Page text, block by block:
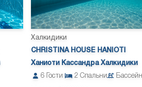
Халкидики
CHRISTINA HOUSE HANIOTI
Ханиоти Кассандра Халкидики
6
Гости 2 Спальни Бассейн